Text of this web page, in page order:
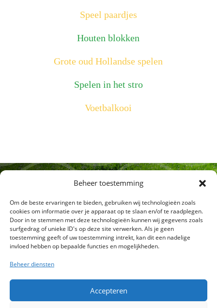
Beheer toestemming
Om de beste ervaringen te bieden, gebruiken wij technologieën zoals
cookies om informatie over je apparaat op te slaan en/of te raadplegen.
Door in te stemmen met deze technologieën kunnen wij gegevens zoals
surfgedrag of unieke ID's op deze site verwerken. Als je geen
toestemming geeft of uw toestemming intrekt, kan dit een nadelige
invloed hebben op bepaalde functies en mogelijkheden.
Beheer diensten
Accepteren
Speel paardjes
Houten blokken
Grote oud Hollandse spelen
Spelen in het stro
Voetbalkooi
Neem vandaag nog
contact op